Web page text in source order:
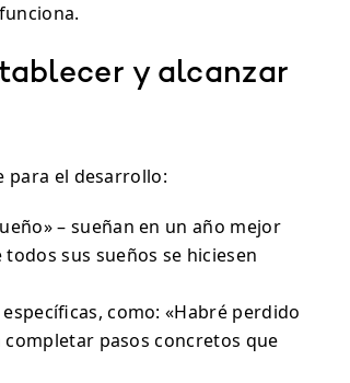
y alcanzar
para el desarrollo:
– sueñan en un año mejor
sus sueños se hiciesen
como: «Habré perdido
completar pasos concretos que